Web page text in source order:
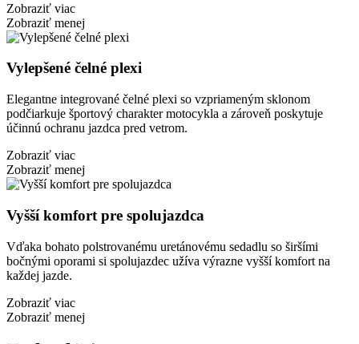
Zobraziť viac
Zobraziť menej
Vylepšené čelné plexi
Elegantne integrované čelné plexi so vzpriameným sklonom
podčiarkuje športový charakter motocykla a zároveň poskytuje
účinnú ochranu jazdca pred vetrom.
Zobraziť viac
Zobraziť menej
Vyšší komfort pre spolujazdca
Vďaka bohato polstrovanému uretánovému sedadlu so širšími
bočnými oporami si spolujazdec užíva výrazne vyšší komfort na
každej jazde.
Zobraziť viac
Zobraziť menej